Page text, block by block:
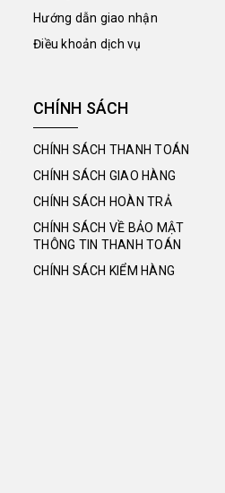
Hướng dẫn giao nhận
Điều khoản dịch vụ
CHÍNH SÁCH
CHÍNH SÁCH THANH TOÁN
CHÍNH SÁCH GIAO HÀNG
CHÍNH SÁCH HOÀN TRẢ
CHÍNH SÁCH VỀ BẢO MẬT
THÔNG TIN THANH TOÁN
CHÍNH SÁCH KIỂM HÀNG